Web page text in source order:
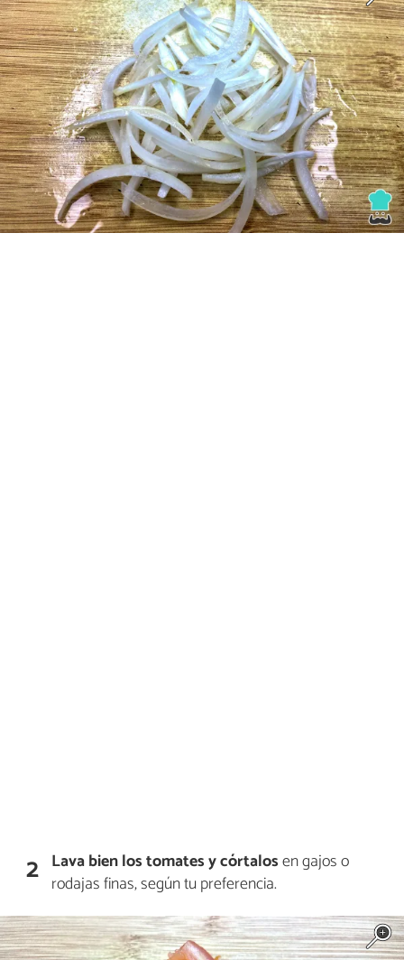
2 Lava bien los tomates y córtalosen gajos o
rodajas finas, según tu preferencia.